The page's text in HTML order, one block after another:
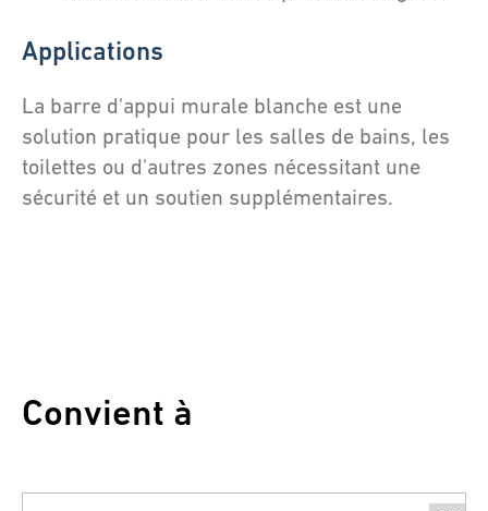
Applications
La barre d'appui murale blanche est une
solution pratique pour les salles de bains, les
toilettes ou d'autres zones nécessitant une
sécurité et un soutien supplémentaires.
Convient à